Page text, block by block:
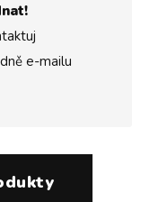
e-mailu